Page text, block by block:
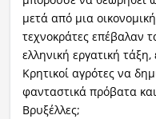
μετά από μια
τεχνοκράτες επέβαλαν
ελληνική εργατική
Κρητικοί αγρότες να
φανταστικά πρόβατα
Βρυξέλλες;